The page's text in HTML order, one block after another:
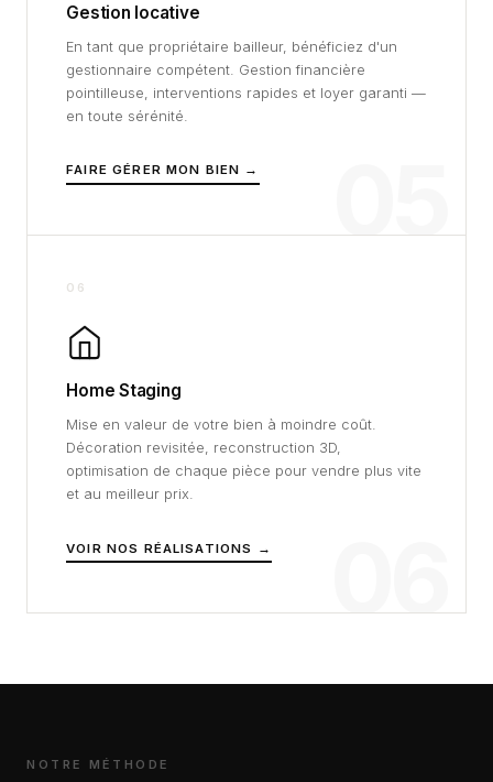
Gestion locative
En tant que propriétaire bailleur, bénéficiez d'un
gestionnaire compétent. Gestion financière
pointilleuse, interventions rapides et loyer garanti —
en toute sérénité.
FAIRE GÉRER MON BIEN →
06
Home Staging
Mise en valeur de votre bien à moindre coût.
Décoration revisitée, reconstruction 3D,
optimisation de chaque pièce pour vendre plus vite
et au meilleur prix.
VOIR NOS RÉALISATIONS →
NOTRE MÉTHODE